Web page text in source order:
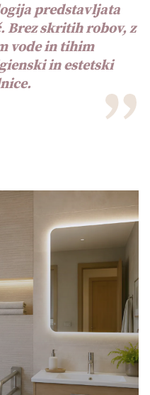
predstavljata
Brez skritih robov, z
vode in tihim
in estetski